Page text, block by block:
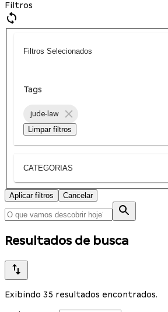
Filtros
Filtros Selecionados
Tags
jude-law
Limpar filtros
CATEGORIAS
Aplicar filtros Cancelar
Resultados de busca
Exibindo 35 resultados encontrados.